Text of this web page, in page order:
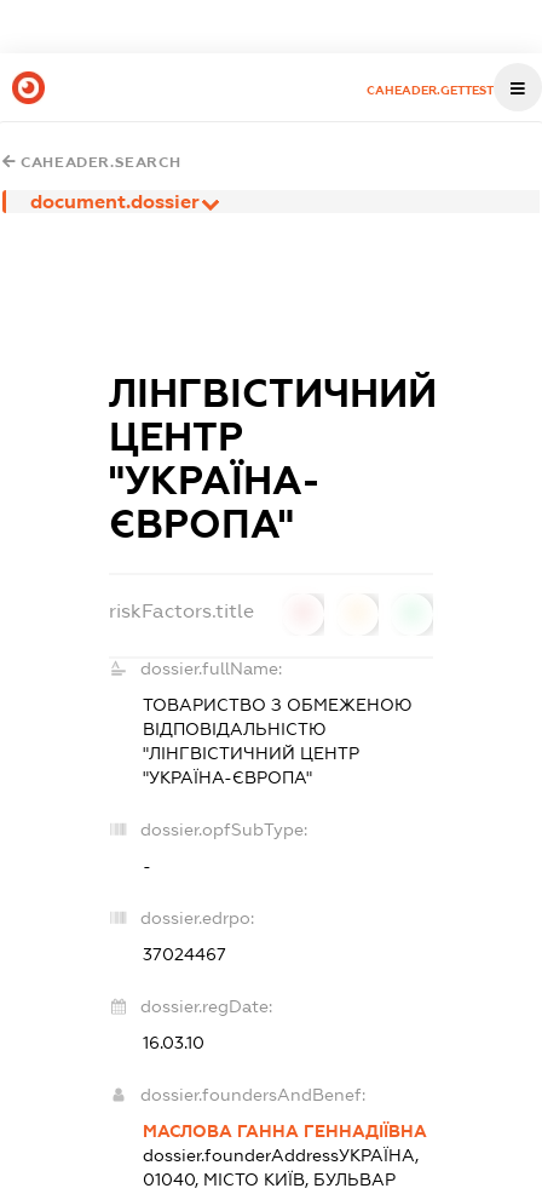
CAHEADER.GETTEST
CAHEADER.SEARCH
document.dossier
ЛІНГВІСТИЧНИЙ
ЦЕНТР
"УКРАЇНА-
ЄВРОПА"
riskFactors.title
dossier.fullName:
ТОВАРИСТВО З ОБМЕЖЕНОЮ
ВІДПОВІДАЛЬНІСТЮ
"ЛІНГВІСТИЧНИЙ ЦЕНТР
"УКРАЇНА-ЄВРОПА"
dossier.opfSubType:
-
dossier.edrpo:
37024467
dossier.regDate:
16.03.10
dossier.foundersAndBenef:
МАСЛОВА ГАННА ГЕННАДІЇВНА
dossier.founderAddressУКРАЇНА,
01040, МІСТО КИЇВ, БУЛЬВАР